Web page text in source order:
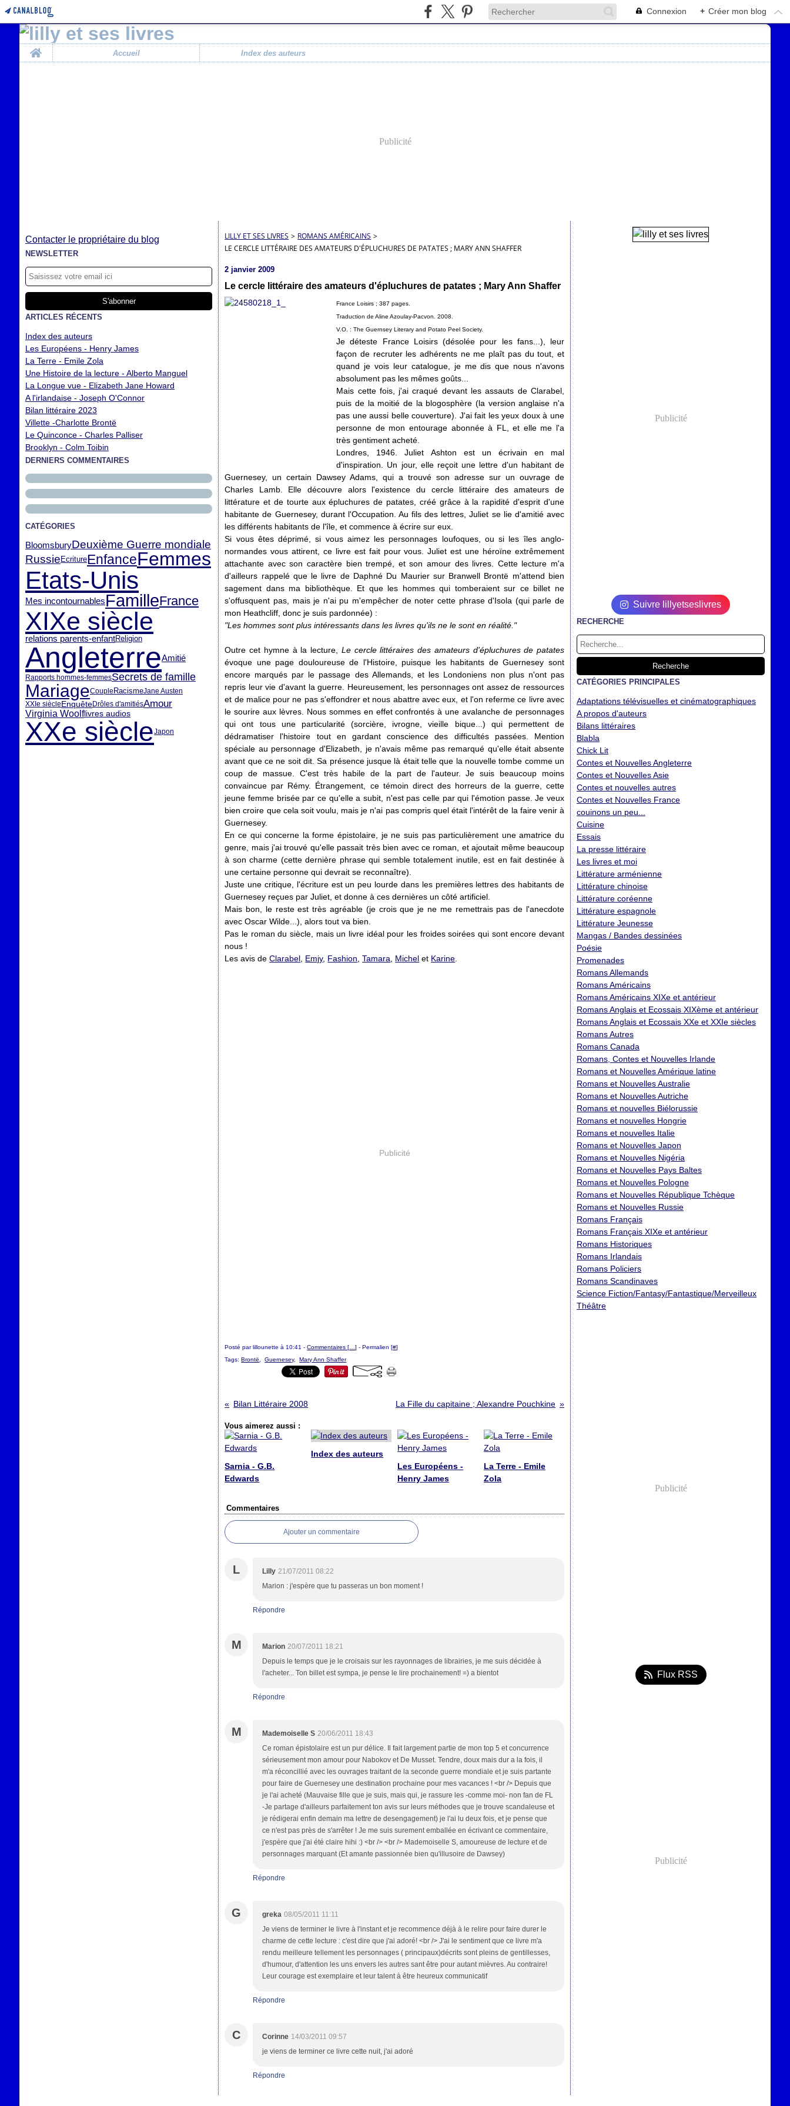
Connexion + Créer mon blog
Home
Accueil Index des auteurs
Publicité
Contacter le propriétaire du blog
NEWSLETTER
ARTICLES RÉCENTS
Index des auteurs
Les Européens - Henry James
La Terre - Emile Zola
Une Histoire de la lecture - Alberto Manguel
La Longue vue - Elizabeth Jane Howard
A l'irlandaise - Joseph O'Connor
Bilan littéraire 2023
Villette -Charlotte Brontë
Le Quinconce - Charles Palliser
Brooklyn - Colm Toibin
DERNIERS COMMENTAIRES
CATÉGORIES
BloomsburyDeuxième Guerre mondiale
RussieEcritureEnfanceFemmes
Etats-Unis
Mes incontournablesFamilleFrance
XIXe siècle
relations parents-enfantReligion
AngleterreAmitié
Rapports hommes-femmesSecrets de famille
MariageCoupleRacismeJane Austen
XXIe siècleEnquêteDrôles d'amitiésAmour
Virginia Woolflivres audios
XXe siècleJapon
LILLY ET SES LIVRES > ROMANS AMÉRICAINS >
LE CERCLE LITTÉRAIRE DES AMATEURS D'ÉPLUCHURES DE PATATES ; MARY ANN SHAFFER
2 janvier 2009
Le cercle littéraire des amateurs d'épluchures de patates ; Mary Ann Shaffer
France Loisirs ; 387 pages.
Traduction de Aline Azoulay-Pacvon. 2008.
V.O. : The Guernsey Literary and Potato Peel Society.
Je déteste France Loisirs (désolée pour les fans...), leur
façon de recruter les adhérents ne me plaît pas du tout, et
quand je vois leur catalogue, je me dis que nous n'avons
absolument pas les mêmes goûts...
Mais cette fois, j'ai craqué devant les assauts de Clarabel,
puis de la moitié de la blogosphère (la version anglaise n'a
pas une aussi belle couverture). J'ai fait les yeux doux à une
personne de mon entourage abonnée à FL, et elle me l'a
très gentiment acheté.
Londres, 1946. Juliet Ashton est un écrivain en mal
d'inspiration. Un jour, elle reçoit une lettre d'un habitant de
Guernesey, un certain Dawsey Adams, qui a trouvé son adresse sur un ouvrage de
Charles Lamb. Elle découvre alors l'existence du cercle littéraire des amateurs de
littérature et de tourte aux épluchures de patates, créé grâce à la rapidité d'esprit d'une
habitante de Guernesey, durant l'Occupation. Au fils des lettres, Juliet se lie d'amitié avec
les différents habitants de l'île, et commence à écrire sur eux.
Si vous êtes déprimé, si vous aimez les personnages loufoques, ou si les îles anglo-
normandes vous attirent, ce livre est fait pour vous. Juliet est une héroïne extrêmement
attachante avec son caractère bien trempé, et son amour des livres. Cette lecture m'a
d'ailleurs rappelé que le livre de Daphné Du Maurier sur Branwell Brontë m'attend bien
sagement dans ma bibliothèque. Et que les hommes qui tomberaient sur ce billet ne
s'offusquent pas, mais je n'ai pu m'empêcher de noter cette phrase d'Isola (qui parle de
mon Heathcliff, donc je suis pardonnée) :
"Les hommes sont plus intéressants dans les livres qu'ils ne le sont en réalité."
Outre cet hymne à la lecture, Le cercle littéraires des amateurs d'épluchures de patates
évoque une page douloureuse de l'Histoire, puisque les habitants de Guernesey sont
encore marqués par le passage des Allemands, et les Londoniens non plus n'ont pas
repris leur vie d'avant la guerre. Heureusement, les personnages ont assez de ressources
et de malice pour ne pas s'effondrer et nous abattre avec eux, et l'on referme ce livre avec
le sourire aux lèvres. Nous sommes en effet confrontés à une avalanche de personnages
qui ont tous une particularité (sorcière, ivrogne, vieille bique...) qui permettent de
dédramatiser l'histoire tout en gardant conscience des difficultés passées. Mention
spéciale au personnage d'Elizabeth, je n'avais même pas remarqué qu'elle était absente
avant que ce ne soit dit. Sa présence jusque là était telle que la nouvelle tombe comme un
coup de massue. C'est très habile de la part de l'auteur. Je suis beaucoup moins
convaincue par Rémy. Étrangement, ce témoin direct des horreurs de la guerre, cette
jeune femme brisée par ce qu'elle a subit, n'est pas celle par qui l'émotion passe. Je veux
bien croire que cela soit voulu, mais je n'ai pas compris quel était l'intérêt de la faire venir à
Guernesey.
En ce qui concerne la forme épistolaire, je ne suis pas particulièrement une amatrice du
genre, mais j'ai trouvé qu'elle passait très bien avec ce roman, et ajoutait même beaucoup
à son charme (cette dernière phrase qui semble totalement inutile, est en fait destinée à
une certaine personne qui devrait se reconnaître).
Juste une critique, l'écriture est un peu lourde dans les premières lettres des habitants de
Guernesey reçues par Juliet, et donne à ces dernières un côté artificiel.
Mais bon, le reste est très agréable (je crois que je ne me remettrais pas de l'anecdote
avec Oscar Wilde...), alors tout va bien.
Pas le roman du siècle, mais un livre idéal pour les froides soirées qui sont encore devant
nous !
Les avis deClarabel Emjy, Fashion ,Tamara Michel et Karine
Publicité
Posté par lillounette à 10:41 -Commentaires [ …] - Permalien [#]
Tags:Brontë ,Guernesey,Mary Ann Shaffer
Bilan Littéraire 2008 La Fille du capitaine ; Alexandre Pouchkine
Vous aimerez aussi :
Sarnia - G.B.
Edwards
Index des auteurs
Les Européens -
Henry James
La Terre - Emile
Zola
Commentaires
Ajouter un commentaire
L Lilly 21/07/2011 08:22
Marion : j'espère que tu passeras un bon moment !
Répondre
M Marion 20/07/2011 18:21
Depuis le temps que je le croisais sur les rayonnages de librairies, je me suis décidée à
l'acheter... Ton billet est sympa, je pense le lire prochainement! =) a bientot
Répondre
M Mademoiselle S 20/06/2011 18:43
Ce roman épistolaire est un pur délice. Il fait largement partie de mon top 5 et concurrence
sérieusement mon amour pour Nabokov et De Musset. Tendre, doux mais dur a la fois, il
m'a réconcillié avec les ouvrages traitant de la seconde guerre mondiale et je suis partante
pour faire de Guernesey une destination prochaine pour mes vacances ! <br /> Depuis que
je l'ai acheté (Mauvaise fille que je suis, mais qui, je rassure les -comme moi- non fan de FL
-Je partage d'ailleurs parfaitement ton avis sur leurs méthodes que je trouve scandaleuse et
je rédigerai enfin demain ma lettre de desengagement) je l'ai lu deux fois, et je pense que
ce n'est pas près de s'arrêter ! Je me suis surement emballée en écrivant ce commentaire,
j'espère que j'ai été claire hihi :) <br /> <br /> Mademoiselle S, amoureuse de lecture et de
personnages marquant (Et amante passionnée bien qu'illusoire de Dawsey)
Répondre
G greka 08/05/2011 11:11
Je viens de terminer le livre à l'instant et je recommence déjà à le relire pour faire durer le
charme de cette lecture : c'est dire que j'ai adoré! <br /> J'ai le sentiment que ce livre m'a
rendu meilleure tellement les personnages ( principaux)décrits sont pleins de gentillesses,
d'humour, d'attention les uns envers les autres sant être pour autant mièvres. Au contraire!
Leur courage est exemplaire et leur talent à être heureux communicatif
Répondre
C Corinne 14/03/2011 09:57
je viens de terminer ce livre cette nuit, j'ai adoré
Répondre
Publicité
Suivre lillyetseslivres
RECHERCHE
CATÉGORIES PRINCIPALES
Adaptations télévisuelles et cinématographiques
A propos d'auteurs
Bilans littéraires
Blabla
Chick Lit
Contes et Nouvelles Angleterre
Contes et Nouvelles Asie
Contes et nouvelles autres
Contes et Nouvelles France
couinons un peu...
Cuisine
Essais
La presse littéraire
Les livres et moi
Littérature arménienne
Littérature chinoise
Littérature coréenne
Littérature espagnole
Littérature Jeunesse
Mangas / Bandes dessinées
Poésie
Promenades
Romans Allemands
Romans Américains
Romans Américains XIXe et antérieur
Romans Anglais et Ecossais XIXème et antérieur
Romans Anglais et Ecossais XXe et XXIe siècles
Romans Autres
Romans Canada
Romans, Contes et Nouvelles Irlande
Romans et Nouvelles Amérique latine
Romans et Nouvelles Australie
Romans et Nouvelles Autriche
Romans et nouvelles Biélorussie
Romans et nouvelles Hongrie
Romans et nouvelles Italie
Romans et Nouvelles Japon
Romans et Nouvelles Nigéria
Romans et Nouvelles Pays Baltes
Romans et Nouvelles Pologne
Romans et Nouvelles République Tchèque
Romans et Nouvelles Russie
Romans Français
Romans Français XIXe et antérieur
Romans Historiques
Romans Irlandais
Romans Policiers
Romans Scandinaves
Science Fiction/Fantasy/Fantastique/Merveilleux
Théâtre
Publicité
Flux RSS
Publicité